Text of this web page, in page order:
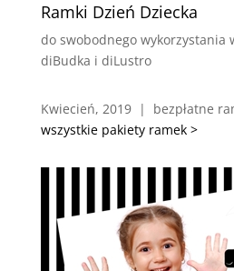
Ramki Dzień Dziecka
do swobodnego wykorzystania
diBudka i diLustro
Kwiecień, 2019 | bezpłatne
wszystkie pakiety ramek >